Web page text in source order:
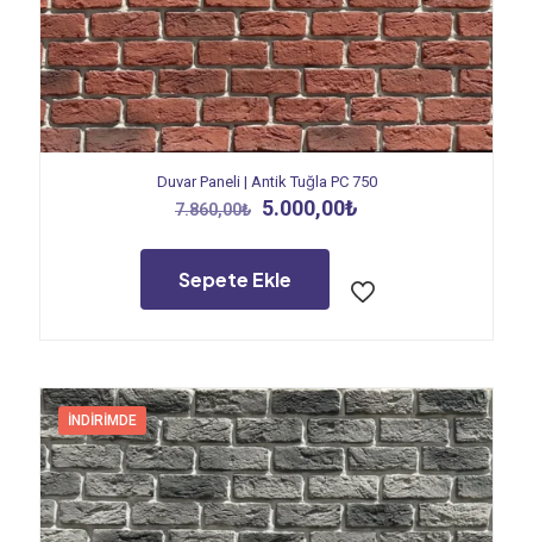
Duvar Paneli | Antik Tuğla PC 750
7.860,00₺ Orijinal
7.860,00₺.
5.000,00₺
Sepete Ekle
İNDIRIMDE